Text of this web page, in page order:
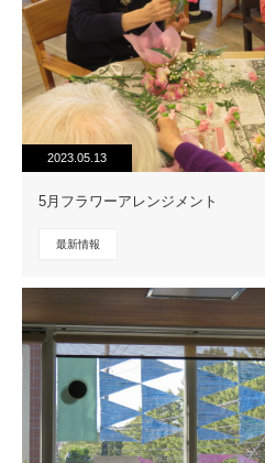
2023.05.13
5月フラワーアレンジメント
最新情報